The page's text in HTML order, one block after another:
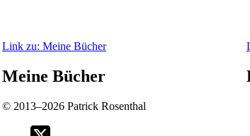
Link zu: Meine Bücher
Meine Bücher
© 2013–2026 Patrick Rosenthal